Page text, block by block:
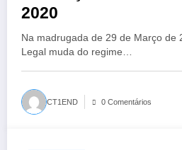
2020
Na madrugada de 29 de Março de
Legal muda do regime…
CT1END 0 Comentários